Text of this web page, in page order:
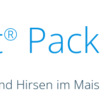
® Pack
Hirsen im Mais